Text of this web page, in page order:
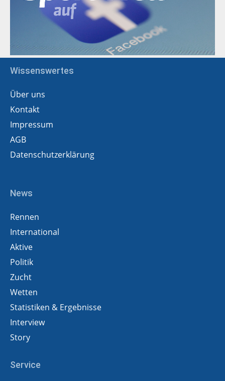
Wissenswertes
Über uns
Kontakt
Impressum
AGB
Datenschutzerklärung
News
Rennen
International
Aktive
Politik
Zucht
Wetten
Statistiken & Ergebnisse
Interview
Story
Service